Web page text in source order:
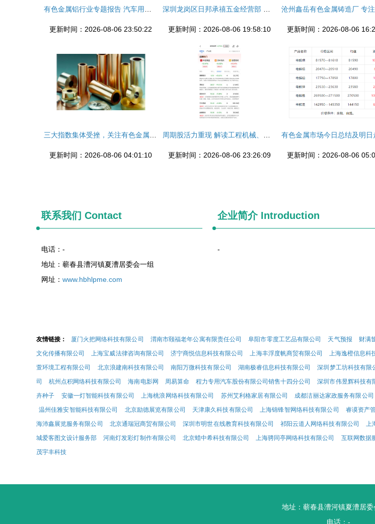
更新时间：2026-08-06 23:50:22 更新时间：2026-08-06 19:58:10 更新时间：2026-08-06
更新时间：2026-08-06 04:01:10 更新时间：2026-08-06 23:26:09 更新时间：2026-08-06
联系我们 Contact
电话：-
地址：蕲春县漕河镇夏漕居委会一组
网址： www.hbhlpme.com
企业简介Introduction
-
友情链接： 厦门火把网络科技有限公司 渭南市颐福老年公寓有限责任公司 阜阳市零度工艺品有限公司 天气预报 财满
文化传播有限公司
上海宝威法律咨询有限公司 济宁商悦信息科技有限公司 上海丰浮度帆商贸有限公司 上海逸橙信息科
萱环境工程有限公司
北京浪建南科技有限公司 南阳万微科技有限公司 湖南极睿信息科技有限公司 深圳梦工坊科技有限
司
杭州点积网络科技有限公司 海南电影网 周易算命 程力专用汽车股份有限公司销售十四分公司 深圳市伟昱辉科技有
卉种子
安徽一灯智能科技有限公司 上海桃浪网络科技有限公司 苏州艾利格家居有限公司 成都洁丽达家政服务有限公司
温州佳雅安智能科技有限公司
北京励德展览有限公司 天津康久科技有限公司 上海锦锋智网络科技有限公司 睿谟资产
海沛鑫展览服务有限公司
北京通瑞冠商贸有限公司 深圳市明世在线教育科技有限公司 祁阳云道人网络科技有限公司 上
城爱客图文设计服务部
河南灯发彩灯制作有限公司 北京蜡中希科技有限公司 上海骋同亭网络科技有限公司 互联网数据
茂宇丰科技
地址：蕲春县漕河镇夏漕居委
电话：-